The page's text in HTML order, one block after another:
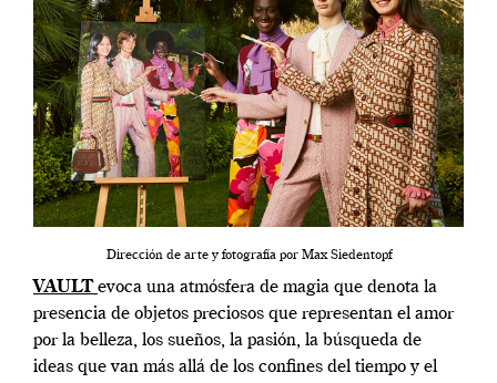
Dirección de arte y fotografía por Max Siedentopf
VAULT evoca una atmósfera de magia que denota la
presencia de objetos preciosos que representan el amor
por la belleza, los sueños, la pasión, la búsqueda de
ideas que van más allá de los confines del tiempo y el